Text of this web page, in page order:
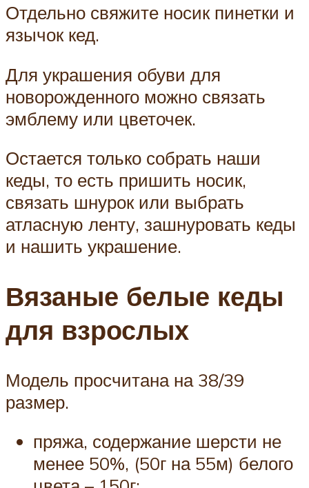
Отдельно свяжите носик пинетки и
язычок кед.
Для украшения обуви для
новорожденного можно связать
эмблему или цветочек.
Остается только собрать наши
кеды, то есть пришить носик,
связать шнурок или выбрать
атласную ленту, зашнуровать кеды
и нашить украшение.
Вязаные белые кеды
для взрослых
Модель просчитана на 38/39
размер.
пряжа, содержание шерсти не
менее 50%, (50г на 55м) белого